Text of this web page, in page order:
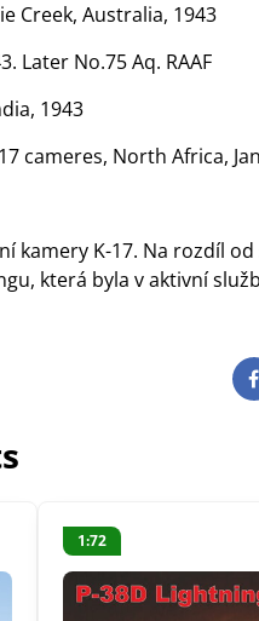
Creek, Australia, 1943
Later No.75 Aq. RAAF
1943
cameres, North Africa,
kamery K-17. Na rozdíl
která byla v aktivní
1:72